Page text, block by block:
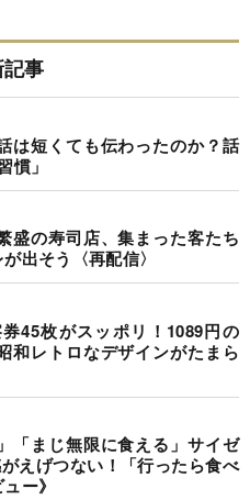
事
は短くても伝わったのか？話
慣」
盛の寿司店、集まった客たち
出そう〈再配信〉
45枚がスッポリ！1089円の
和レトロなデザインがたまら
「まじ無限に食える」サイゼ
えげつない！「行ったら食べ
ー》